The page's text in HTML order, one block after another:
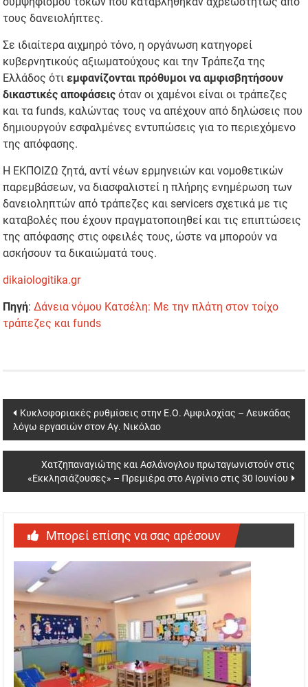
τους δανειολήπτες.
Σε ιδιαίτερα αιχμηρό τόνο, η οργάνωση κατηγορεί
κυβερνητικούς αξιωματούχους και την Τράπεζα της
Ελλάδος ότι εμφανίζονται πρόθυμοι να αμφισβητήσουν
δικαστικές αποφάσεις όταν οι χαμένοι είναι οι τράπεζες
και τα funds, καλώντας τους να απέχουν από δηλώσεις που
δημιουργούν εσφαλμένες εντυπώσεις για το περιεχόμενο
της απόφασης.
Η ΕΚΠΟΙΖΩ ζητά, αντί νέων ερμηνειών και νομοθετικών
παρεμβάσεων, να διασφαλιστεί η πλήρης ενημέρωση των
δανειοληπτών από τράπεζες και servicers σχετικά με τις
καταβολές που έχουν πραγματοποιηθεί και τις επιπτώσεις
της απόφασης στις οφειλές τους, ώστε να μπορούν να
ασκήσουν τα δικαιώματά τους.
dikaiologitika.gr
Πηγή:Δάνεια νόμου Κατσέλη: Με την πλάτη στον τοίχο
τράπεζες και funds
Post
navigation
Κυκλοφοριακές ρυθμίσεις στην Ε.Ο. Αμφιλοχίας – Λευκάδας
λόγω εργασιών στον Αγ. Νικόλαο
Χατζηπαναγιώτης και Ασλάνογλου πρωταγωνιστούν στις
«Εκκλησιάζουσες» – Πρεμιέρα στο Αγρίνιο στις 30 Ιουνίου
Μπορεί επίσης να σας αρέσουν